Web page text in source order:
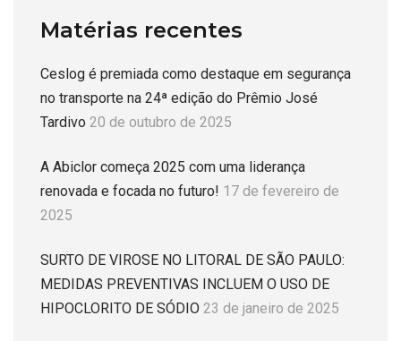
Matérias recentes
Ceslog é premiada como destaque em segurança
no transporte na 24ª edição do Prêmio José
Tardivo 20 de outubro de 2025
A Abiclor começa 2025 com uma liderança
renovada e focada no futuro! 17 de fevereiro de
2025
SURTO DE VIROSE NO LITORAL DE SÃO PAULO:
MEDIDAS PREVENTIVAS INCLUEM O USO DE
HIPOCLORITO DE SÓDIO 23 de janeiro de 2025